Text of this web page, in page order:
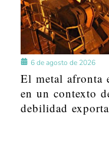
6 de agosto de 2026
El metal afronta
en un contexto
debilidad